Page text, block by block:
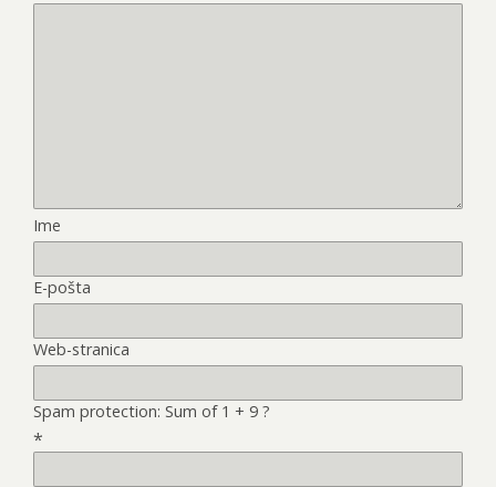
Ime
E-pošta
Web-stranica
Spam protection: Sum of 1 + 9 ?
*